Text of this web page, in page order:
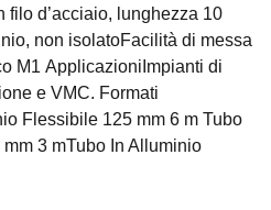
filo d’acciaio, lunghezza 10
non isolatoFacilità di messa
M1 ApplicazioniImpianti di
e VMC. Formati
Flessibile 125 mm 6 m Tubo
3 mTubo In Alluminio